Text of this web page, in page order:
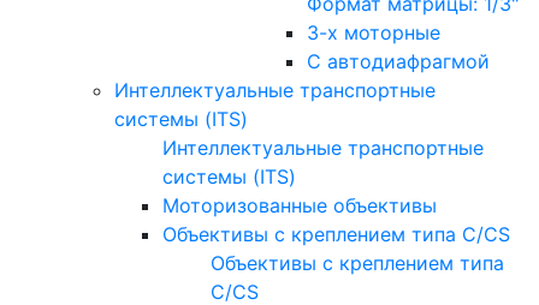
3-х моторные
С автодиафрагмой
Интеллектуальные транспортные
системы (ITS)
Интеллектуальные транспортные
системы (ITS)
Моторизованные объективы
Объективы с креплением типа C/CS
Объективы с креплением типа
C/CS